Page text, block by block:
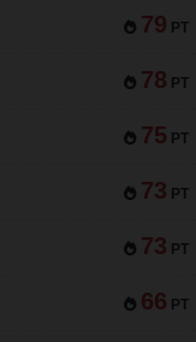
79 PT
78 PT
75 PT
73 PT
73 PT
66 PT